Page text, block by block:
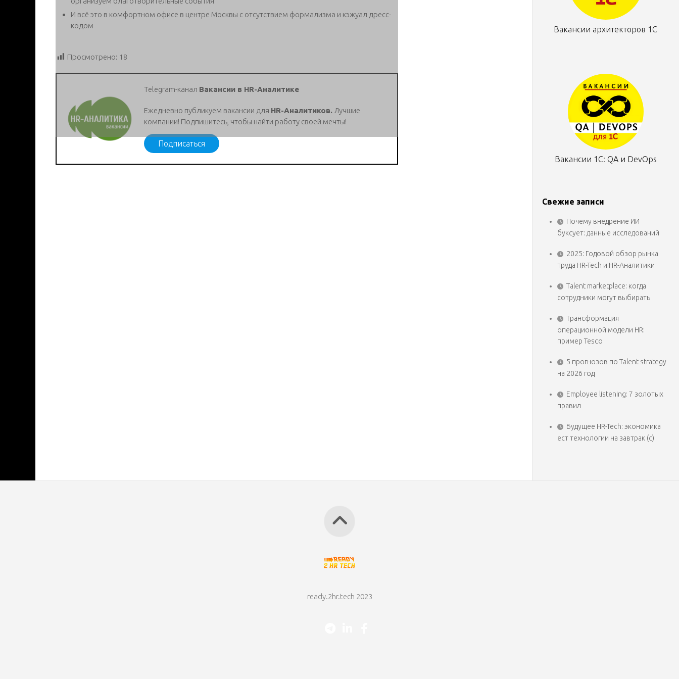
И всё это в комфортном офисе в центре Москвы с отсутствием формализма и кэжуал дресс-
кодом
Просмотрено: 18
Telegram-канал Вакансии в HR-Аналитике
Ежедневно публикуем вакансии для HR-Аналитиков. Лучшие
компании! Подпишитесь, чтобы найти работу своей мечты!
Подписаться
Вакансии архитекторов 1С
Вакансии 1С: QA и DevOps
Свежие записи
Почему внедрение ИИ
буксует: данные исследований
2025: Годовой обзор рынка
труда HR-Tech и HR-Аналитики
Talent marketplace: когда
сотрудники могут выбирать
Трансформация
операционной модели HR:
пример Tesco
5 прогнозов по Talent strategy
на 2026 год
Employee listening: 7 золотых
правил
Будущее HR-Tech: экономика
ест технологии на завтрак (с)
ready.2hr.tech 2023